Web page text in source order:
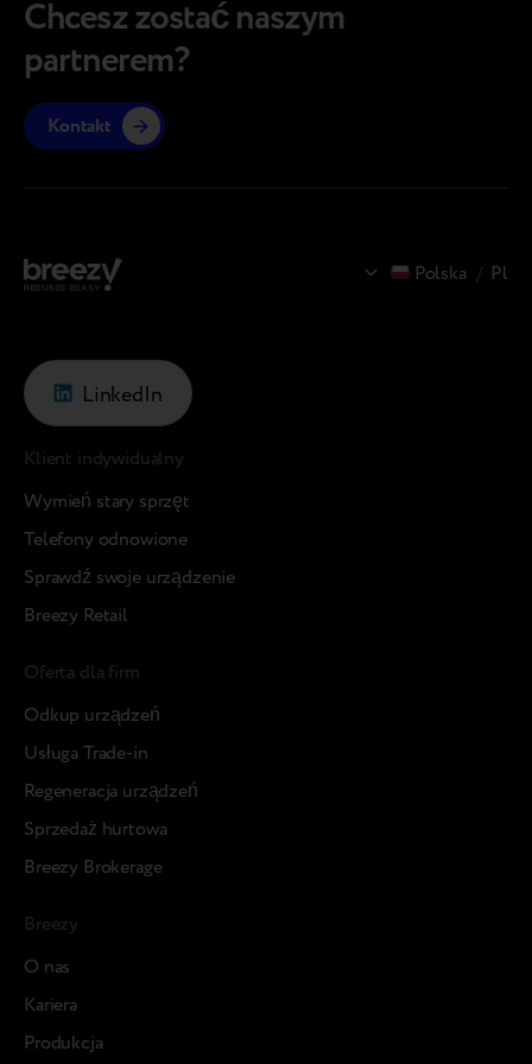
Polska / Pl
Chcesz zostać naszym
partnerem?
Kontakt
LinkedIn
Klient indywidualny
Wymień stary sprzęt
Telefony odnowione
Sprawdź swoje urządzenie
Breezy Retail
Oferta dla firm
Odkup urządzeń
Usługa Trade-in
Regeneracja urządzeń
Sprzedaż hurtowa
Breezy Brokerage
Breezy
О nas
Kariera
Produkcja